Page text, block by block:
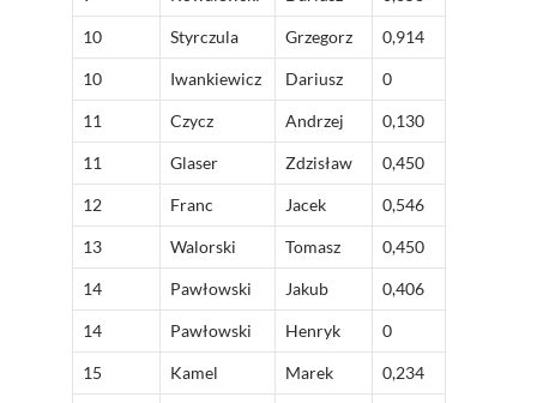
10 Styrczula Grzegorz 0,914
10 Iwankiewicz Dariusz 0
11 Czycz Andrzej 0,130
11 Glaser Zdzisław 0,450
12 Franc Jacek 0,546
13 Walorski Tomasz 0,450
14 Pawłowski Jakub 0,406
14 Pawłowski Henryk 0
15 Kamel Marek 0,234